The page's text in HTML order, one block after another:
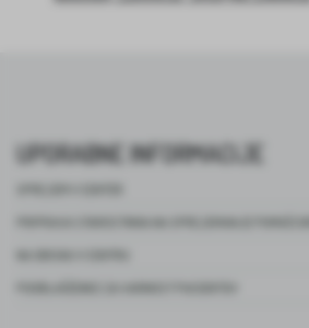
UPORABNE INFORMACIJE